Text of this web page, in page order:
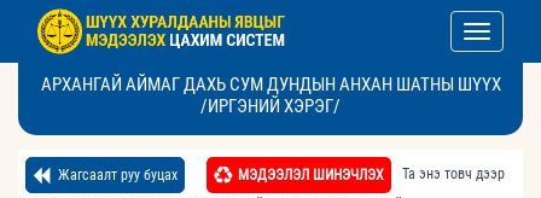
Toggle
АРХАНГАЙ АЙМАГ ДАХЬ СУМ ДУНДЫН АНХАН ШАТНЫ ШҮҮХ
/ИРГЭНИЙ ХЭРЭГ/
Жагсаалт руу буцах МЭДЭЭЛЭЛ ШИНЭЧЛЭХ
Та энэ товч дээр